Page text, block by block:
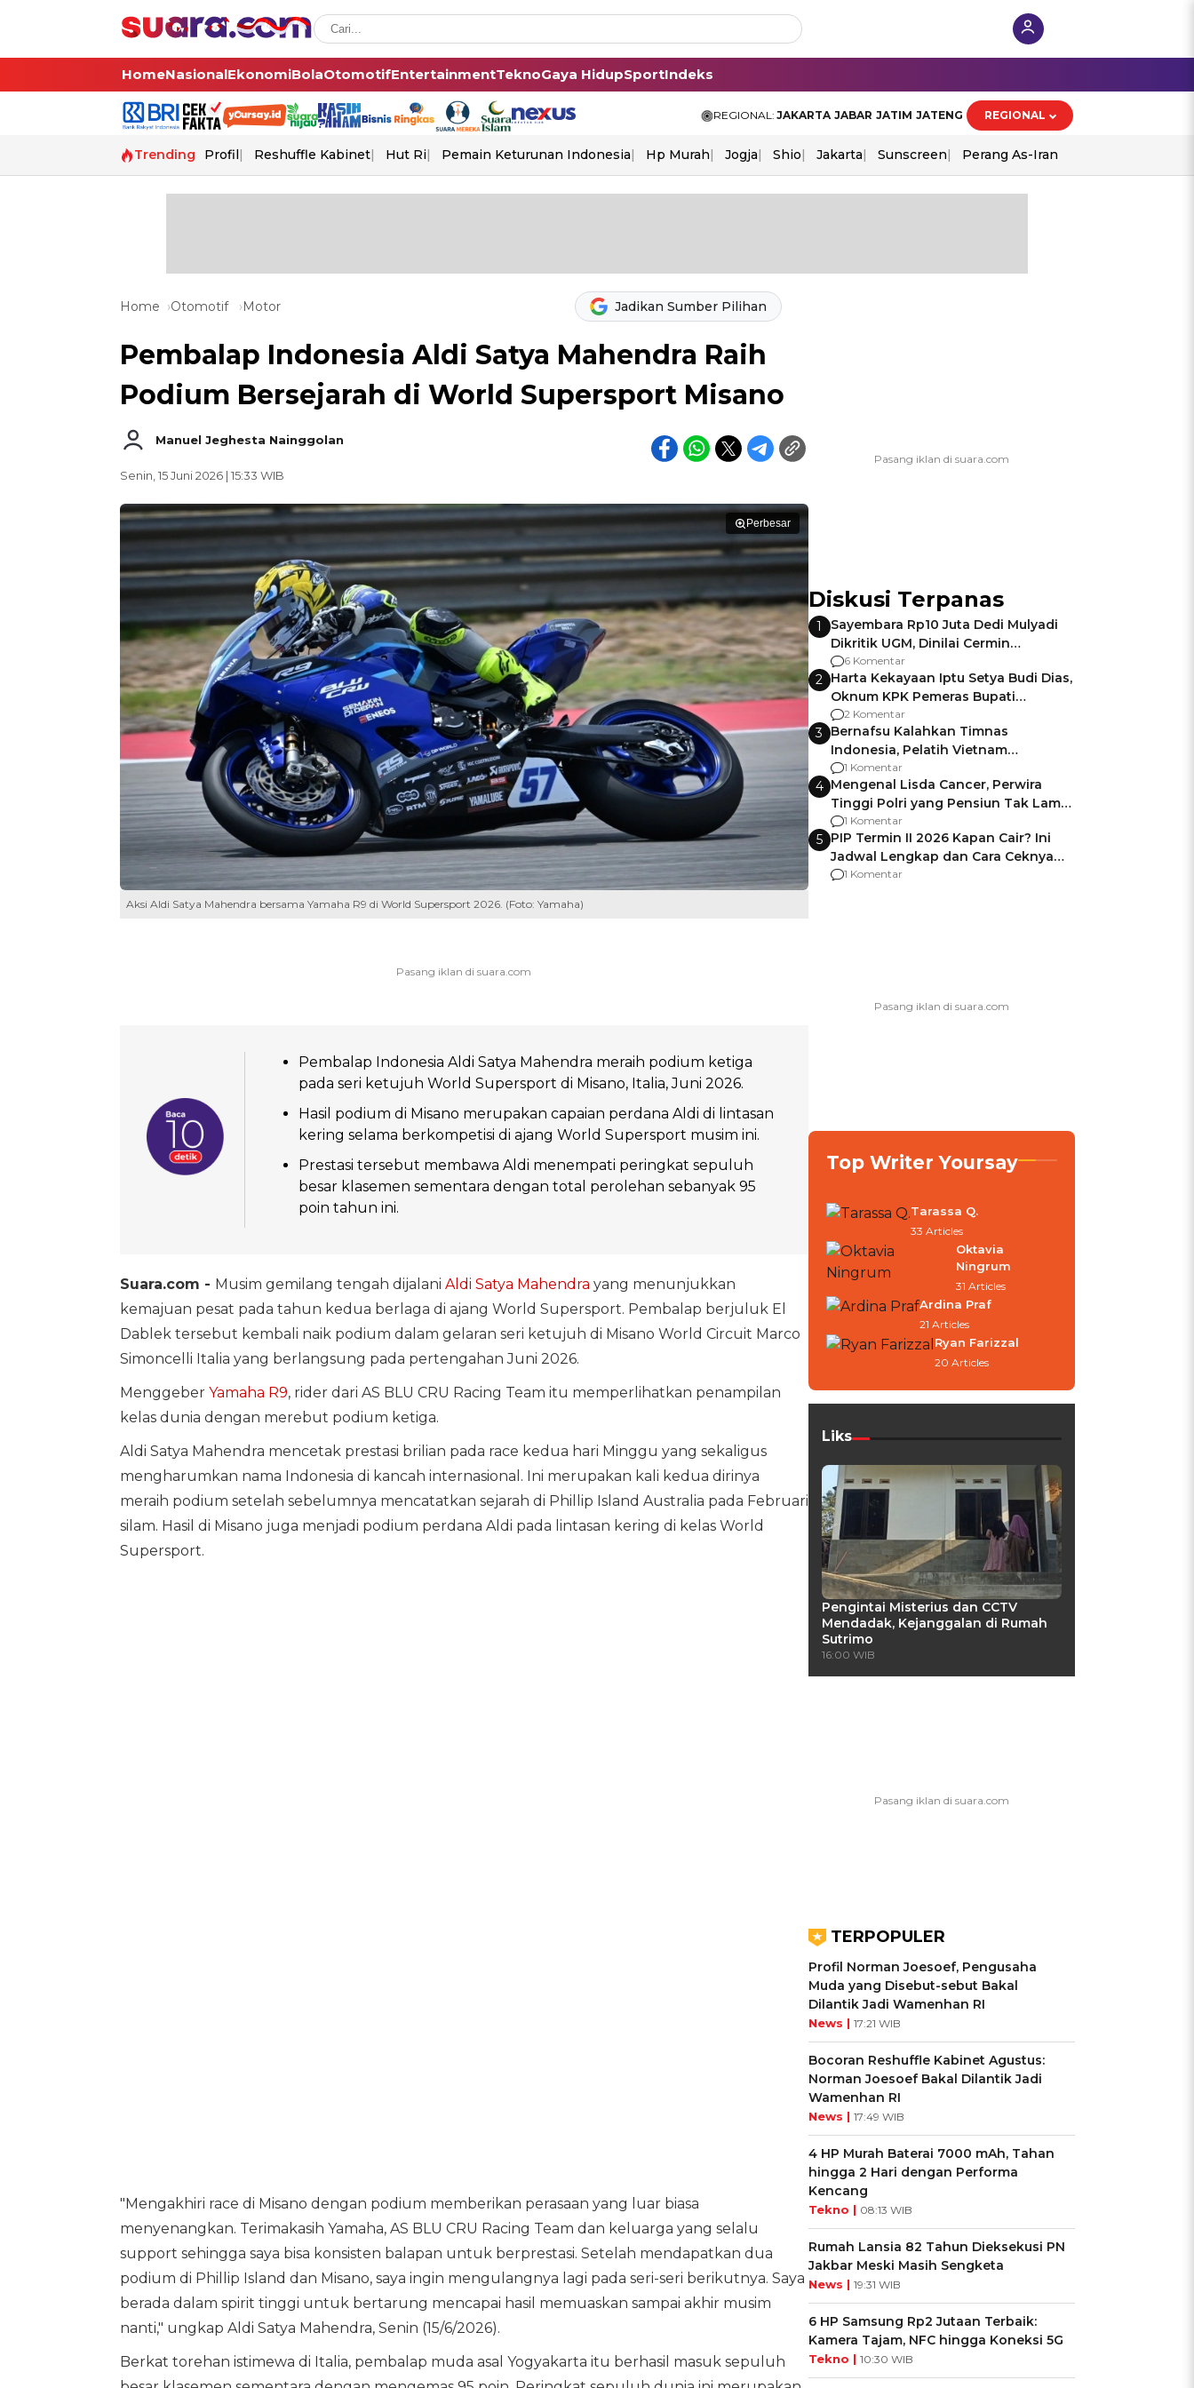
HomeNasionalEkonomiBolaOtomotifEntertainmentTeknoGaya HidupSportIndeks
REGIONAL: JAKARTA JABAR JATIM JATENG REGIONAL
Trending Profil Reshuffle Kabinet Hut Ri Pemain Keturunan Indonesia Hp Murah Jogja Shio Jakarta Sunscreen Perang As-Iran
Home Otomotif Motor Jadikan Sumber Pilihan
Pembalap Indonesia Aldi Satya Mahendra Raih
Podium Bersejarah di World Supersport Misano
Manuel Jeghesta Nainggolan
Senin, 15 Juni 2026 | 15:33 WIB
Perbesar
Aksi Aldi Satya Mahendra bersama Yamaha R9 di World Supersport 2026. (Foto: Yamaha)
Pembalap Indonesia Aldi Satya Mahendra meraih podium ketiga
pada seri ketujuh World Supersport di Misano, Italia, Juni 2026.
Hasil podium di Misano merupakan capaian perdana Aldi di lintasan
kering selama berkompetisi di ajang World Supersport musim ini.
Prestasi tersebut membawa Aldi menempati peringkat sepuluh
besar klasemen sementara dengan total perolehan sebanyak 95
poin tahun ini.
Suara.com - Musim gemilang tengah dijalani Aldi Satya Mahendra yang menunjukkan
kemajuan pesat pada tahun kedua berlaga di ajang World Supersport. Pembalap berjuluk El
Dablek tersebut kembali naik podium dalam gelaran seri ketujuh di Misano World Circuit Marco
Simoncelli Italia yang berlangsung pada pertengahan Juni 2026.
Menggeber Yamaha R9, rider dari AS BLU CRU Racing Team itu memperlihatkan penampilan
kelas dunia dengan merebut podium ketiga.
Aldi Satya Mahendra mencetak prestasi brilian pada race kedua hari Minggu yang sekaligus
mengharumkan nama Indonesia di kancah internasional. Ini merupakan kali kedua dirinya
meraih podium setelah sebelumnya mencatatkan sejarah di Phillip Island Australia pada Februari
silam. Hasil di Misano juga menjadi podium perdana Aldi pada lintasan kering di kelas World
Supersport.
"Mengakhiri race di Misano dengan podium memberikan perasaan yang luar biasa
menyenangkan. Terimakasih Yamaha, AS BLU CRU Racing Team dan keluarga yang selalu
support sehingga saya bisa konsisten balapan untuk berprestasi. Setelah mendapatkan dua
podium di Phillip Island dan Misano, saya ingin mengulangnya lagi pada seri-seri berikutnya. Saya
berada dalam spirit tinggi untuk bertarung mencapai hasil memuaskan sampai akhir musim
nanti," ungkap Aldi Satya Mahendra, Senin (15/6/2026).
Berkat torehan istimewa di Italia, pembalap muda asal Yogyakarta itu berhasil masuk sepuluh
Diskusi Terpanas
1
Sayembara Rp10 Juta Dedi Mulyadi
Dikritik UGM, Dinilai Cermin
Gagalnya Negara Jamin Keamanan
6 Komentar
2 Harta Kekayaan Iptu Setya Budi Dias,
Oknum KPK Pemeras Bupati
Pemalang
2 Komentar
3 Bernafsu Kalahkan Timnas
Indonesia, Pelatih Vietnam
Berencana Pakai Jimat di Pakansari
1 Komentar
4 Mengenal Lisda Cancer, Perwira
Tinggi Polri yang Pensiun Tak Lama
Usai Jadi Brigjen
1 Komentar
5 PIP Termin II 2026 Kapan Cair? Ini
Jadwal Lengkap dan Cara Ceknya
agar Dana Tidak Hangus!
1 Komentar
Top Writer Yoursay
Tarassa Q.
33 Articles
Oktavia
Ningrum
31 Articles
Ardina Praf
21 Articles
Ryan Farizzal
20 Articles
Liks
Pengintai Misterius dan CCTV
Mendadak, Kejanggalan di Rumah
Sutrimo
16:00 WIB
TERPOPULER
Profil Norman Joesoef, Pengusaha
Muda yang Disebut-sebut Bakal
Dilantik Jadi Wamenhan RI
News | 17:21 WIB
Bocoran Reshuffle Kabinet Agustus:
Norman Joesoef Bakal Dilantik Jadi
Wamenhan RI
News | 17:49 WIB
4 HP Murah Baterai 7000 mAh, Tahan
hingga 2 Hari dengan Performa
Kencang
Tekno | 08:13 WIB
Rumah Lansia 82 Tahun Dieksekusi PN
Jakbar Meski Masih Sengketa
News | 19:31 WIB
6 HP Samsung Rp2 Jutaan Terbaik:
Kamera Tajam, NFC hingga Koneksi 5G
Tekno | 10:30 WIB